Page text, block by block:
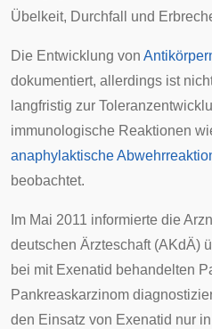
Übelkeit, Durchfall und
Die Entwicklung von
dokumentiert, allerdings ist
langfristig zur
immunologische Reaktionen
anaphylaktische
beobachtet.
Im Mai 2011 informierte die
deutschen Ärzteschaft (AKdÄ)
bei mit Exenatid behandelten
Pankreaskarzinom
den Einsatz von Exenatid nur